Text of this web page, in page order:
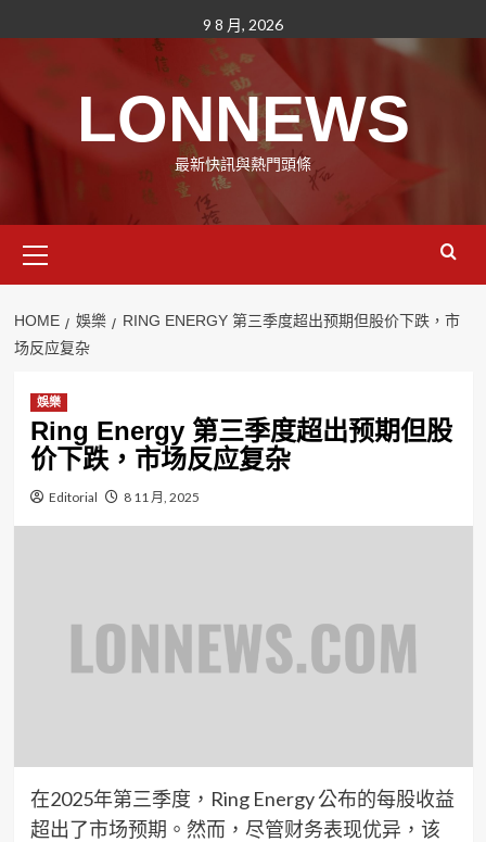
to
9 8 月, 2026
LONNEWS
最新快訊與熱門頭條
Menu
HOME 娛樂
RING ENERGY 第三季度超出预期但股价下跌，市
场反应复杂
娛樂
Ring Energy 第三季度超出预期但股
价下跌，市场反应复杂
Editorial 8 11 月, 2025
在2025年第三季度，Ring Energy 公布的每股收益
超出了市场预期。然而，尽管财务表现优异，该